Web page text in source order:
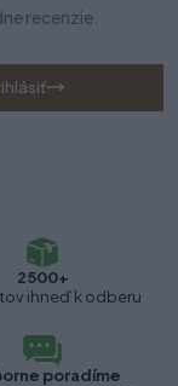
recenzie.
2500+
ihneď k odberu
poradíme